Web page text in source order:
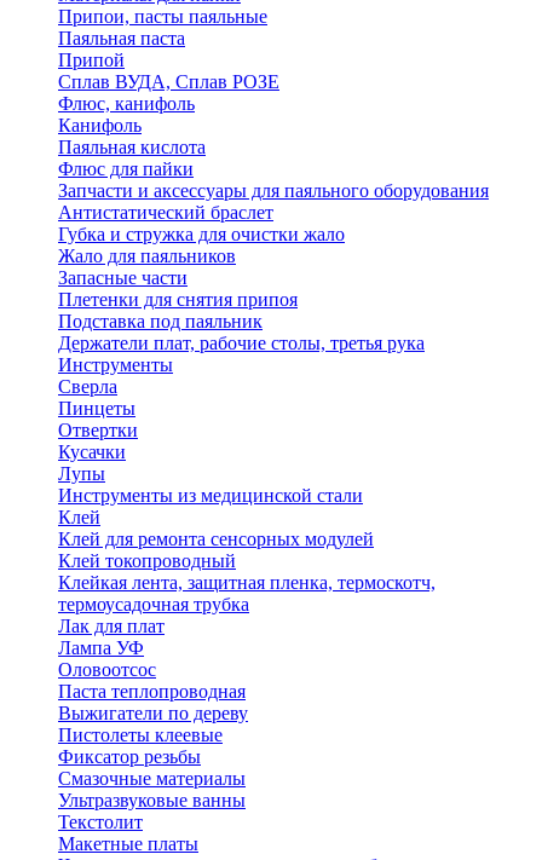
Припои, пасты паяльные
Паяльная паста
Припой
Сплав ВУДА, Сплав РОЗЕ
Флюс, канифоль
Канифоль
Паяльная кислота
Флюс для пайки
Запчасти и аксессуары для паяльного оборудования
Антистатический браслет
Губка и стружка для очистки жало
Жало для паяльников
Запасные части
Плетенки для снятия припоя
Подставка под паяльник
Держатели плат, рабочие столы, третья рука
Инструменты
Сверла
Пинцеты
Отвертки
Кусачки
Лупы
Инструменты из медицинской стали
Клей
Клей для ремонта сенсорных модулей
Клей токопроводный
Клейкая лента, защитная пленка, термоскотч,
термоусадочная трубка
Лак для плат
Лампа УФ
Оловоотсос
Паста теплопроводная
Выжигатели по дереву
Пистолеты клеевые
Фиксатор резьбы
Смазочные материалы
Ультразвуковые ванны
Текстолит
Макетные платы